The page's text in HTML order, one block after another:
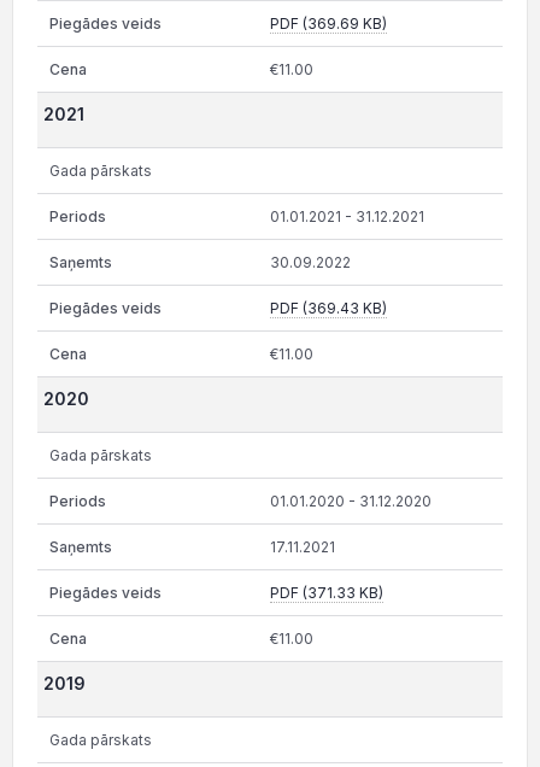
PDF (369.69 KB)
€11.00
2021
Gada pārskats
01.01.2021 - 31.12.2021
30.09.2022
PDF (369.43 KB)
€11.00
2020
Gada pārskats
01.01.2020 - 31.12.2020
17.11.2021
PDF (371.33 KB)
€11.00
2019
Gada pārskats